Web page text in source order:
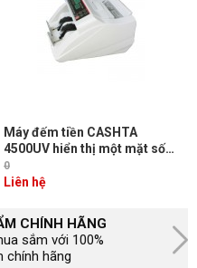
Máy đếm tiền CASHTA
4500UV hiển thị một mặt số
lớn và một mặt số kéo dài,
đếm được tiền giấy &
0
Liên hệ
CHÍNH HÃNG
sắm với 100%
chính hãng